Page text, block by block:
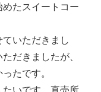
たスイートコー
いただきまし
だきましたが、
たです。
いです。直売所